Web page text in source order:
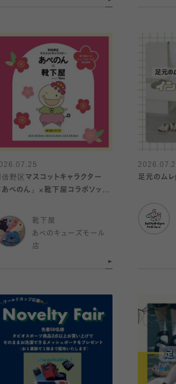
倍野区マスコットキャラクター
あべのん』×靴下屋コラボソック
靴下屋
あべのキューズモール
店
足元のム